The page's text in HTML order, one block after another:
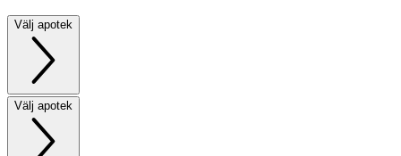
Välj apotek
Välj apotek